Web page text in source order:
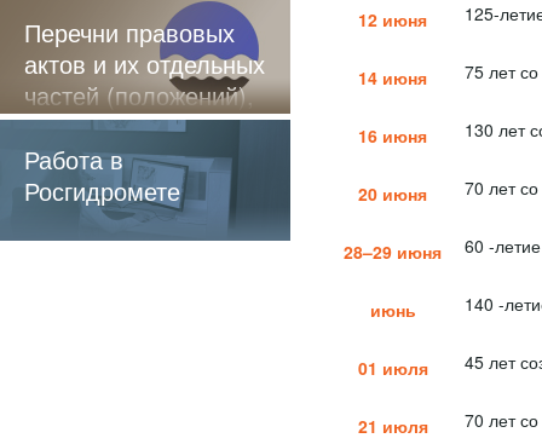
Перечни правовых
актов и их отдельных
частей (положений),
содержащие
обязательные
требования
Работа в
Росгидромете
12 июня 125-
14 июня 75 лет
16 июня 130 лет
20 июня 70 лет
28–29 июня 60 -
июнь 140 -
01 июля 45 лет
21 июля 70 лет